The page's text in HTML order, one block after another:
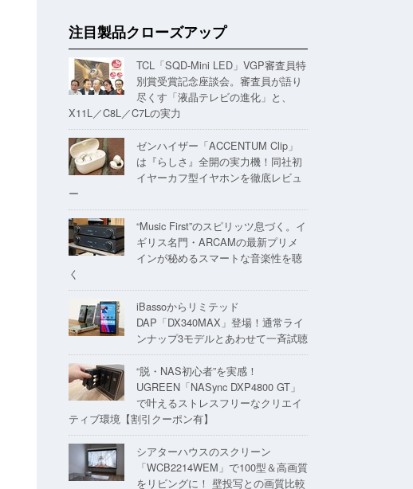
注目製品クローズアップ
TCL「SQD-Mini LED」VGP審査員特
別賞受賞記念座談会。審査員が語り
尽くす「液晶テレビの進化」と、
X11L／C8L／C7Lの実力
ゼンハイザー「ACCENTUM Clip」
は『らしさ』全開の実力機！同社初
イヤーカフ型イヤホンを徹底レビュ
ー
“Music First”のスピリッツ息づく。イ
ギリス名門・ARCAMの最新プリメ
インが秘めるスマートな音楽性を聴
く
iBassoからリミテッド
DAP「DX340MAX」登場！通常ライ
ンナップ3モデルとあわせて一斉試聴
“脱・NAS初心者”を実感！
UGREEN「NASync DXP4800 GT」
で叶えるストレスフリーなクリエイ
ティブ環境【割引クーポン有】
シアターハウスのスクリーン
「WCB2214WEM」で100型＆高画質
をリビングに！ 壁投写との画質比較